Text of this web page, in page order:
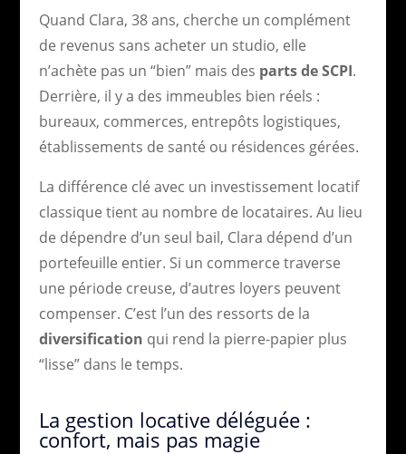
Quand Clara, 38 ans, cherche un complément
de revenus sans acheter un studio, elle
n’achète pas un “bien” mais des parts de SCPI.
Derrière, il y a des immeubles bien réels :
bureaux, commerces, entrepôts logistiques,
établissements de santé ou résidences gérées.
La différence clé avec un investissement locatif
classique tient au nombre de locataires. Au lieu
de dépendre d’un seul bail, Clara dépend d’un
portefeuille entier. Si un commerce traverse
une période creuse, d’autres loyers peuvent
compenser. C’est l’un des ressorts de la
diversification qui rend la pierre-papier plus
“lisse” dans le temps.
La gestion locative déléguée :
confort, mais pas magie